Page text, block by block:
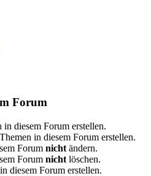
Forum
in diesem Forum erstellen.
in diesem Forum erstellen.
Forum nicht ändern.
Forum nicht löschen.
diesem Forum erstellen.